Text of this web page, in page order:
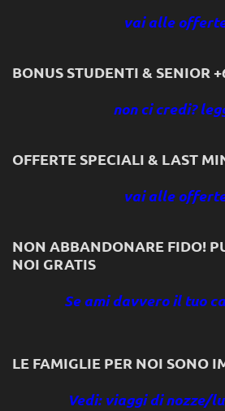
vai alle
BONUS STUDENTI & SENIOR
non ci credi?
OFFERTE SPECIALI & LAST
vai alle
NON ABBANDONARE FIDO!
NOI GRATIS
Se ami davvero il tuo
LE FAMIGLIE PER NOI SONO
Vedi: viaggi di nozze/